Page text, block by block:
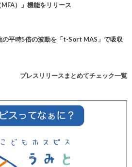
）」機能をリリース
の平時5倍の波動を「t-Sort MAS」で吸収
プレスリリースまとめてチェック一覧